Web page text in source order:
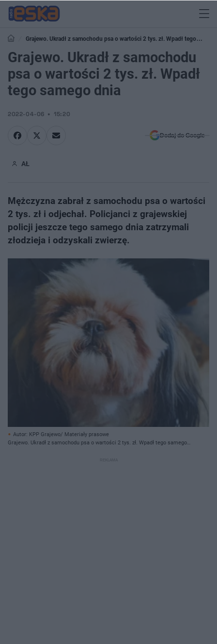
Grajewo. Ukradł z samochodu psa o wartości 2 tys. zł. Wpadł tego
samego dnia
Grajewo. Ukradł z samochodu
psa o wartości 2 tys. zł. Wpadł
tego samego dnia
2022-04-06 15:20
Dodaj do Google
AŁ
Mężczyzna zabrał z samochodu psa o wartości
2 tys. zł i odjechał. Policjanci z grajewskiej
policji jeszcze tego samego dnia zatrzymali
złodzieja i odzyskali zwierzę.
Autor: KPP Grajewo/ Materiały prasowe
Grajewo. Ukradł z samochodu psa o wartości 2 tys. zł. Wpadł tego samego